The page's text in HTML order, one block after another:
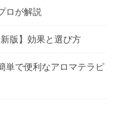
ロが解説
版】効果と選び方
単で便利なアロマテラピ